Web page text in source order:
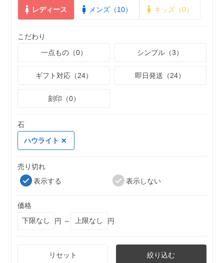
レディース メンズ（10） キッズ（0）
こだわり
一点もの（0）
シンプル（3）
ギフト対応（24） 即日発送（24）
刻印（0）
石
ハウライト
売り切れ
表示する
表示しない
価格
円 ～
円
リセット 絞り込む